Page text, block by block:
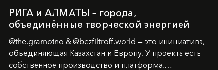
РИГА и АЛМАТЫ – города,
объединённые творческой энергией
@the.gramotno & @bezfiltroff.world — это инициатива,
объединяющая Казахстан и Европу. У проекта есть
собственное производство и платформа,